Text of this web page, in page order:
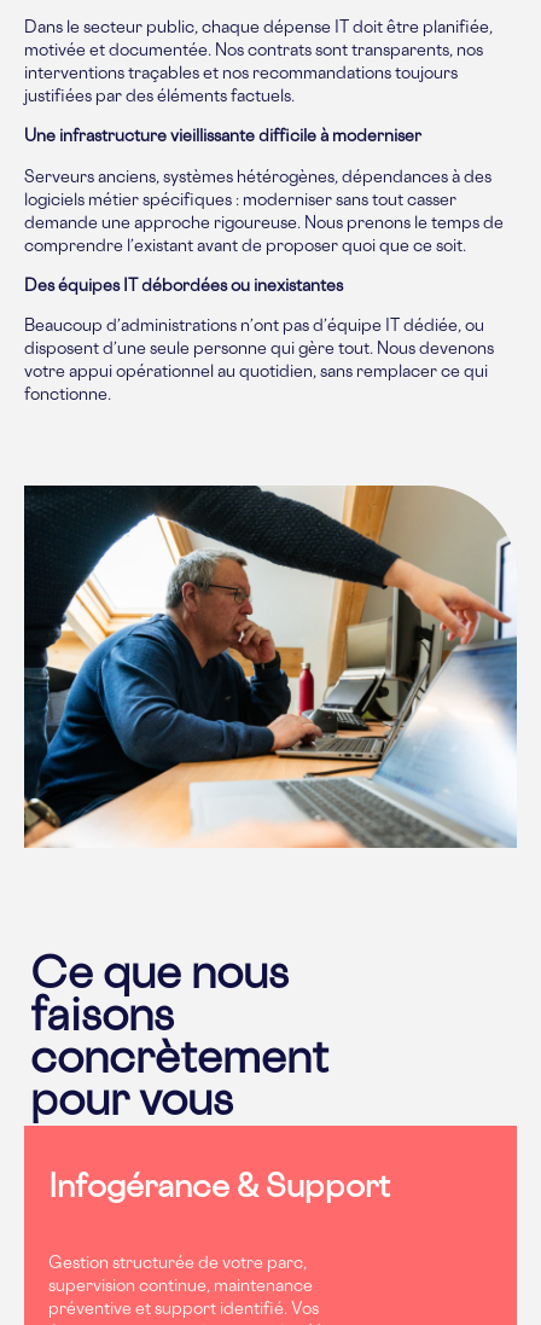
Dans le secteur public, chaque dépense IT doit être planifiée,
motivée et documentée. Nos contrats sont transparents, nos
interventions traçables et nos recommandations toujours
justifiées par des éléments factuels.
Une infrastructure vieillissante difficile à moderniser
Serveurs anciens, systèmes hétérogènes, dépendances à des
logiciels métier spécifiques : moderniser sans tout casser
demande une approche rigoureuse. Nous prenons le temps de
comprendre l’existant avant de proposer quoi que ce soit.
Des équipes IT débordées ou inexistantes
Beaucoup d’administrations n’ont pas d’équipe IT dédiée, ou
disposent d’une seule personne qui gère tout. Nous devenons
votre appui opérationnel au quotidien, sans remplacer ce qui
fonctionne.
Ce que nous
faisons
concrètement
pour vous
Infogérance & Support
Gestion structurée de votre parc,
supervision continue, maintenance
préventive et support identifié. Vos